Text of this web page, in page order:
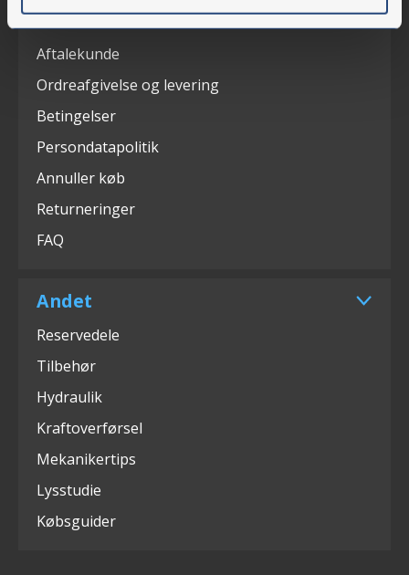
Kontakt os
Aftalekunde
Ordreafgivelse og levering
Betingelser
Persondatapolitik
Annuller køb
Returneringer
FAQ
Andet
Reservedele
Tilbehør
Hydraulik
Kraftoverførsel
Mekanikertips
Lysstudie
Købsguider